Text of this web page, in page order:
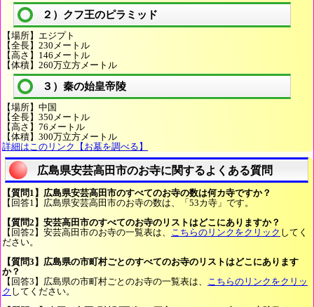
２）クフ王のピラミッド
【場所】エジプト
【全長】230メートル
【高さ】146メートル
【体積】260万立方メートル
３）秦の始皇帝陵
【場所】中国
【全長】350メートル
【高さ】76メートル
【体積】300万立方メートル
詳細はこのリンク【お墓を調べる】
広島県安芸高田市のお寺に関するよくある質問
【質問1】広島県安芸高田市のすべてのお寺の数は何カ寺ですか？
【回答1】広島県安芸高田市のお寺の数は、「53カ寺」です。
【質問2】安芸高田市のすべてのお寺のリストはどこにありますか？
【回答2】安芸高田市のお寺の一覧表は、
こちらのリンクをクリック してく
ださい。
【質問3】広島県の市町村ごとのすべてのお寺のリストはどこにあります
か？
【回答3】広島県の市町村ごとのお寺の一覧表は、
こちらのリンクをクリッ
ク してください。